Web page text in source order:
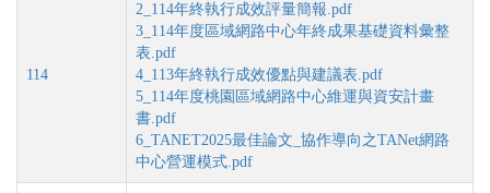
114
2_114年終執行成效評量簡報.pdf
3_114年度區域網路中心年終成果基礎資料彙整
表.pdf
4_113年終執行成效優點與建議表.pdf
5_114年度桃園區域網路中心維運與資安計畫
書.pdf
6_TANET2025最佳論文_協作導向之TANet網路
中心營運模式.pdf